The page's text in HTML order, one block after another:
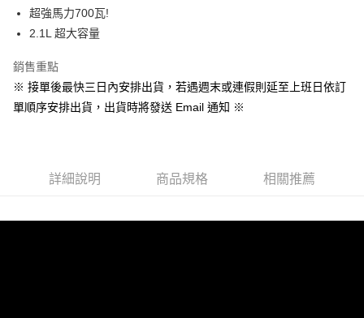
超強馬力700瓦!
2.1L 超大容量
銷售重點
※ 接單後最快三日內安排出貨，若遇週末或連假則延至上班日依訂
單順序安排出貨，出貨時將發送 Email 通知 ※
詳細說明 商品規格 相關推薦